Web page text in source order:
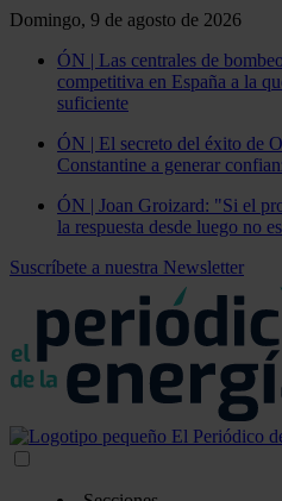
Domingo, 9 de agosto de 2026
ÓN | Las centrales de
competitiva en España a la
suficiente
ÓN | El secreto del éxito de
Constantine a generar
ÓN | Joan Groizard: "Si el
la respuesta desde luego no
Suscríbete a nuestra Newsletter